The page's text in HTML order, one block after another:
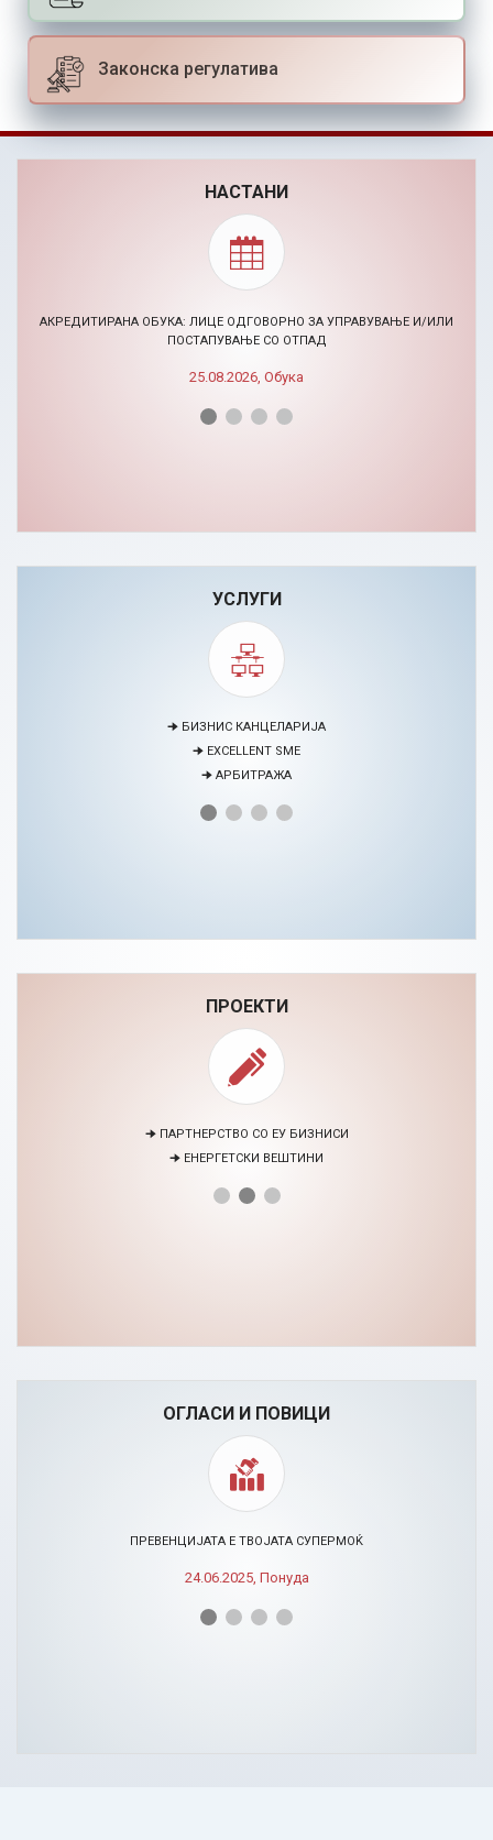
Законска регулатива
НАСТАНИ
BIZHACK AI МАРКЕТИНГ ХАКАТОН (24-26.11.2026)
УСЛУГИ
🠊 МЕДИЈАЦИЈА
🠊 ПРОЕКТИ
🠊 ЦЕНТАР ЗА ЕДУКАЦИЈА И РАЗВОЈ НА ЧОВЕЧКИ РЕСУРСИ
ПРОЕКТИ
🠊 ПАРТНЕРСТВО СО ЕУ БИЗНИСИ
🠊 ЕНЕРГЕТСКИ ВЕШТИНИ
ОГЛАСИ И ПОВИЦИ
ПРЕВЕНЦИЈАТА Е ТВОЈАТА СУПЕРМОЌ
24.06.2025, Понуда